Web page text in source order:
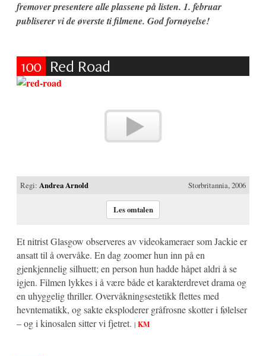
fremover presentere alle plassene på listen. 1. februar
publiserer vi de øverste ti filmene. God fornøyelse!
100 Red Road
Regi:Andrea Arnold Storbritannia, 2006
Les omtalen
Et nitrist Glasgow observeres av videokameraer som Jackie er
ansatt til å overvåke. En dag zoomer hun inn på en
gjenkjennelig silhuett; en person hun hadde håpet aldri å se
igjen. Filmen lykkes i å være både et karakterdrevet drama og
en uhyggelig thriller. Overvåkningsestetikk flettes med
hevntematikk, og sakte eksploderer gråfrosne skotter i følelser
– og i kinosalen sitter vi fjetret. | KM